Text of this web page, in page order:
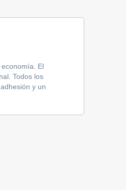
El
Todos los
y un